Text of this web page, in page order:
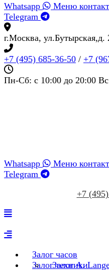
Whatsapp
Меню
Telegram
г.Москва, ул.Бутырская,д.
+7 (495) 685‑36‑50 / +7
Пн-Сб: c 10:00 до 20:00
Whatsapp
Меню
Telegram
+7
Залог часов
Залог A.
Залог техники